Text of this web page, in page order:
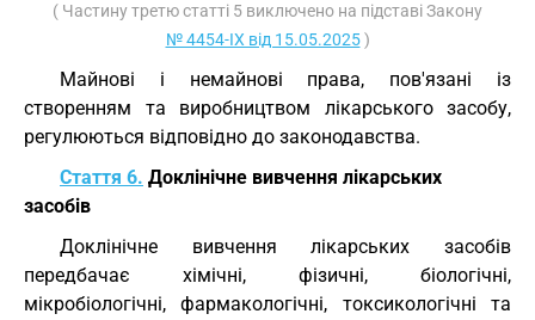
( Частину третю статті 5 виключено на підставі Закону
№ 4454-IX від 15.05.2025)
Майнові і немайнові права, пов'язані із
створенням та виробництвом лікарського засобу,
регулюються відповідно до законодавства.
Стаття 6. Доклінічне вивчення лікарських
засобів
Доклінічне вивчення лікарських засобів
передбачає хімічні, фізичні, біологічні,
мікробіологічні, фармакологічні, токсикологічні та